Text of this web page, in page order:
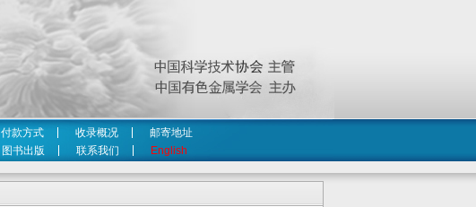
付款方式 收录概况
邮寄地址
图书出版 联系我们 English